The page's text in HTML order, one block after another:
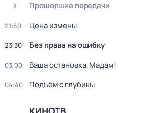
Прошедшие передачи
21:50 Цена измены
23:30 Без права на ошибку
03:00 Ваша остановка, Мадам!
04:40 Подъём с глубины
КИНОТВ